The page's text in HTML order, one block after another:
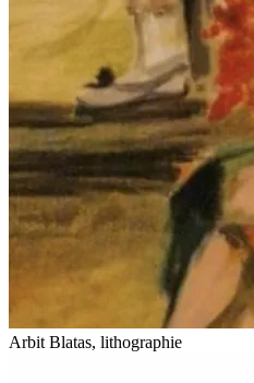
Arbit Blatas, lithographie